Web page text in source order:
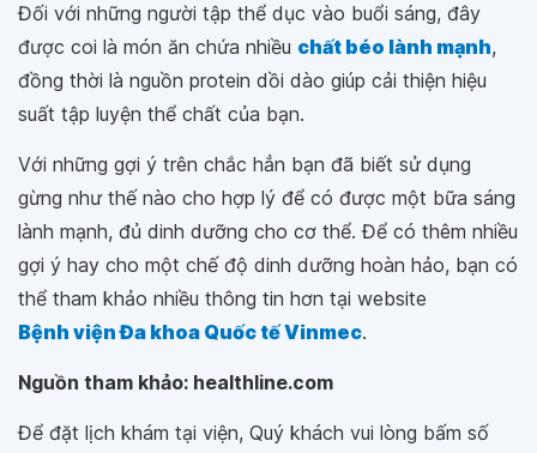
Đối với những người tập thể dục vào buổi sáng, đây
được coi là món ăn chứa nhiều chất béo lành mạnh,
đồng thời là nguồn protein dồi dào giúp cải thiện hiệu
suất tập luyện thể chất của bạn.
Với những gợi ý trên chắc hẳn bạn đã biết sử dụng
gừng như thế nào cho hợp lý để có được một bữa sáng
lành mạnh, đủ dinh dưỡng cho cơ thể. Để có thêm nhiều
gợi ý hay cho một chế độ dinh dưỡng hoàn hảo, bạn có
thể tham khảo nhiều thông tin hơn tại website
Bệnh viện Đa khoa Quốc tế Vinmec.
Nguồn tham khảo: healthline.com
Để đặt lịch khám tại viện, Quý khách vui lòng bấm số